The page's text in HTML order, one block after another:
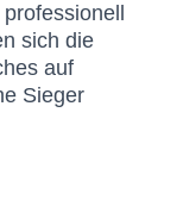
sich die
auf
Sieger